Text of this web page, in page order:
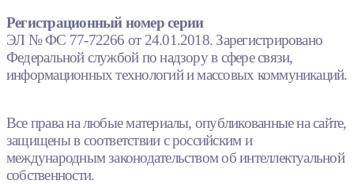
Регистрационный номер серии
ЭЛ № ФС 77-72266 от 24.01.2018. Зарегистрировано
Федеральной службой по надзору в сфере связи,
информационных технологий и массовых коммуникаций.
Все права на любые материалы, опубликованные на сайте,
защищены в соответствии с российским и
международным законодательством об интеллектуальной
собственности.